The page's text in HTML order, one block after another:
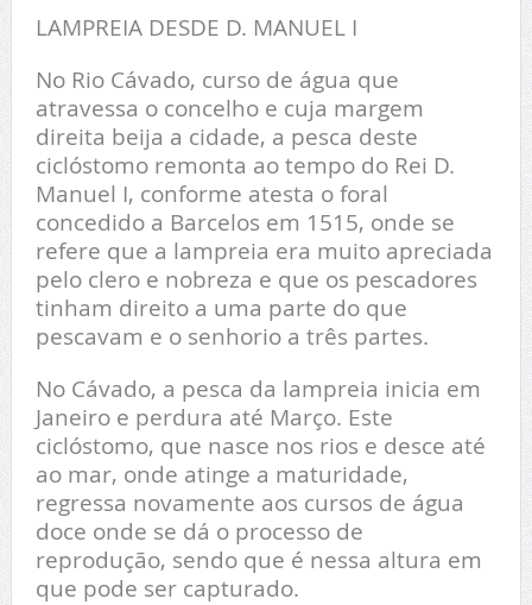
LAMPREIA DESDE D. MANUEL I
No Rio Cávado, curso de água que
atravessa o concelho e cuja margem
direita beija a cidade, a pesca deste
ciclóstomo remonta ao tempo do Rei D.
Manuel I, conforme atesta o foral
concedido a Barcelos em 1515, onde se
refere que a lampreia era muito apreciada
pelo clero e nobreza e que os pescadores
tinham direito a uma parte do que
pescavam e o senhorio a três partes.
No Cávado, a pesca da lampreia inicia em
Janeiro e perdura até Março. Este
ciclóstomo, que nasce nos rios e desce até
ao mar, onde atinge a maturidade,
regressa novamente aos cursos de água
doce onde se dá o processo de
reprodução, sendo que é nessa altura em
que pode ser capturado.